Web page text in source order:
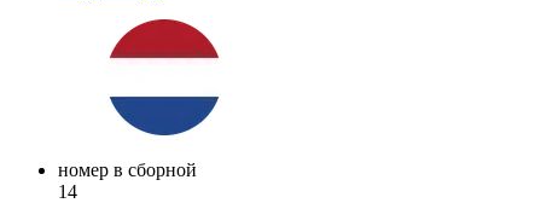
номер в сборной
14